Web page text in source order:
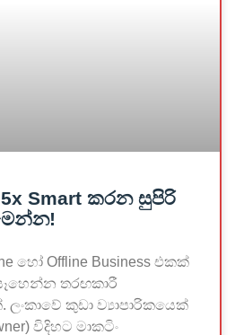
Smart කරන සුපිරි
හෝ Offline Business එකක්
තරඟකාරී
ලංකාවේ කුඩා ව්‍යාපාරිකයෙක්
විදිහට මාකටිං